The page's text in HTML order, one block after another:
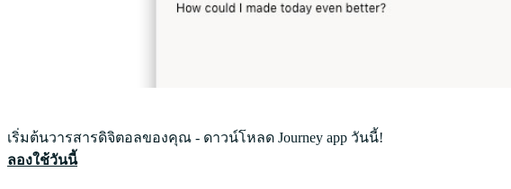
เริ่มต้นวารสารดิจิตอลของคุณ - ดาวน์โหลด Journey app วันนี้!
ลองใช้วันนี้